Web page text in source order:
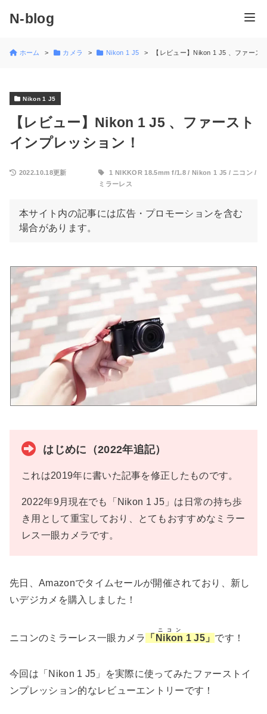
N-blog
ホーム カメラ Nikon 1 J5 【レビュー】Nikon 1 J5 、ファース
Nikon 1 J5
【レビュー】Nikon 1 J5 、ファースト
インプレッション！
2022.10.18更新 1 NIKKOR 18.5mm f/1.8 /Nikon 1 J5 / ニコン /
ミラーレス
本サイト内の記事には広告・プロモーションを含む
場合があります。
はじめに（2022年追記）
これは2019年に書いた記事を修正したものです。
2022年9月現在でも「Nikon 1 J5」は日常の持ち歩
き用として重宝しており、とてもおすすめなミラー
レス一眼カメラです。
先日、Amazonでタイムセールが開催されており、新し
いデジカメを購入しました！
ニコンのミラーレス一眼カメラ 「 Nikon
ニコン
1 J5」 です！
今回は「Nikon 1 J5」を実際に使ってみたファーストイ
ンプレッション的なレビューエントリーです！